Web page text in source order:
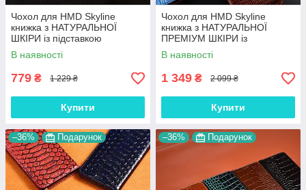
Чохол для HMD Skyline
книжка з НАТУРАЛЬНОЇ
ШКІРИ із підставкою
візитницею протиударний
магнітний "LUXOR"
В наявності
779 ₴ 1 229 ₴
Купити
Чохол для HMD Skyline
книжка з НАТУРАЛЬНОЇ
ПРЕМІУМ ШКІРИ із
підставкою протиударний
магнітний "VARAN"
В наявності
1 349 ₴ 2 099 ₴
Купити
–36% Подарунок –36% Подарунок